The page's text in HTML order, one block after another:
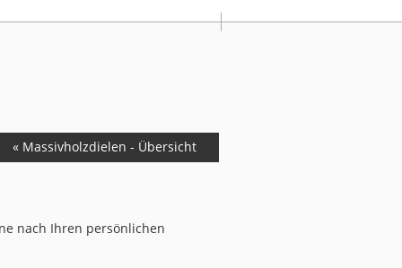
« Massivholzdielen - Übersicht
nach Ihren persönlichen